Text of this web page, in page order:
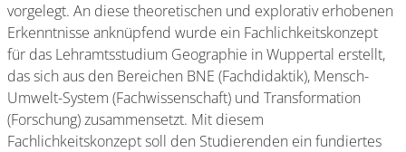
vorgelegt. An diese theoretischen und explorativ erhobenen
Erkenntnisse anknüpfend wurde ein Fachlichkeitskonzept
für das Lehramtsstudium Geographie in Wuppertal erstellt,
das sich aus den Bereichen BNE (Fachdidaktik), Mensch-
Umwelt-System (Fachwissenschaft) und Transformation
(Forschung) zusammensetzt. Mit diesem
Fachlichkeitskonzept soll den Studierenden ein fundiertes